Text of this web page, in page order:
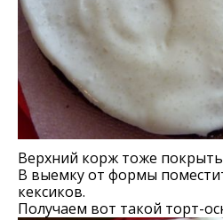
Верхний корж тоже
В выемку от формы
кексиков.
Получаем вот такой торт-